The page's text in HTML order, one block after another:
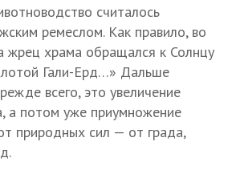
считалось
ремеслом. Как правило, во
жрец храма обращался к Солнцу
Гали-Ерд…» Дальше
всего, это увеличение
а потом уже приумножение
природных сил — от града,